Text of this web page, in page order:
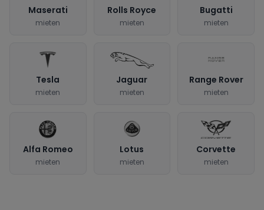
Maserati
mieten
Rolls Royce
mieten
Bugatti
mieten
Tesla
mieten
Jaguar
mieten
Range Rover
mieten
Alfa Romeo
mieten
Lotus
mieten
Corvette
mieten